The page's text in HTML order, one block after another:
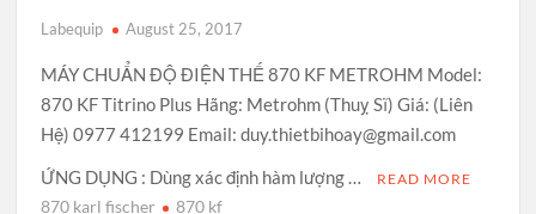
Labequip August 25, 2017
MÁY CHUẨN ĐỘ ĐIỆN THẾ 870 KF METROHM Model:
870 KF Titrino Plus Hãng: Metrohm (Thuỵ Sĩ) Giá: (Liên
Hệ) 0977 412199 Email: duy.thietbihoay@gmail.com
ỨNG DỤNG : Dùng xác định hàm lượng …
READ MORE
870 karl fischer 870 kf